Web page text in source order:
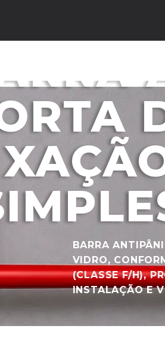
BARRA
VIDRO,
(CLASSE F/H),
INSTALAÇÃO E